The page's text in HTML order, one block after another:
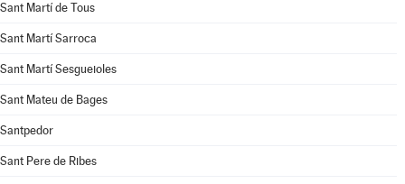
Sant Martí de Tous
Sant Martí Sarroca
Sant Martí Sesgueioles
Sant Mateu de Bages
Santpedor
Sant Pere de Ribes